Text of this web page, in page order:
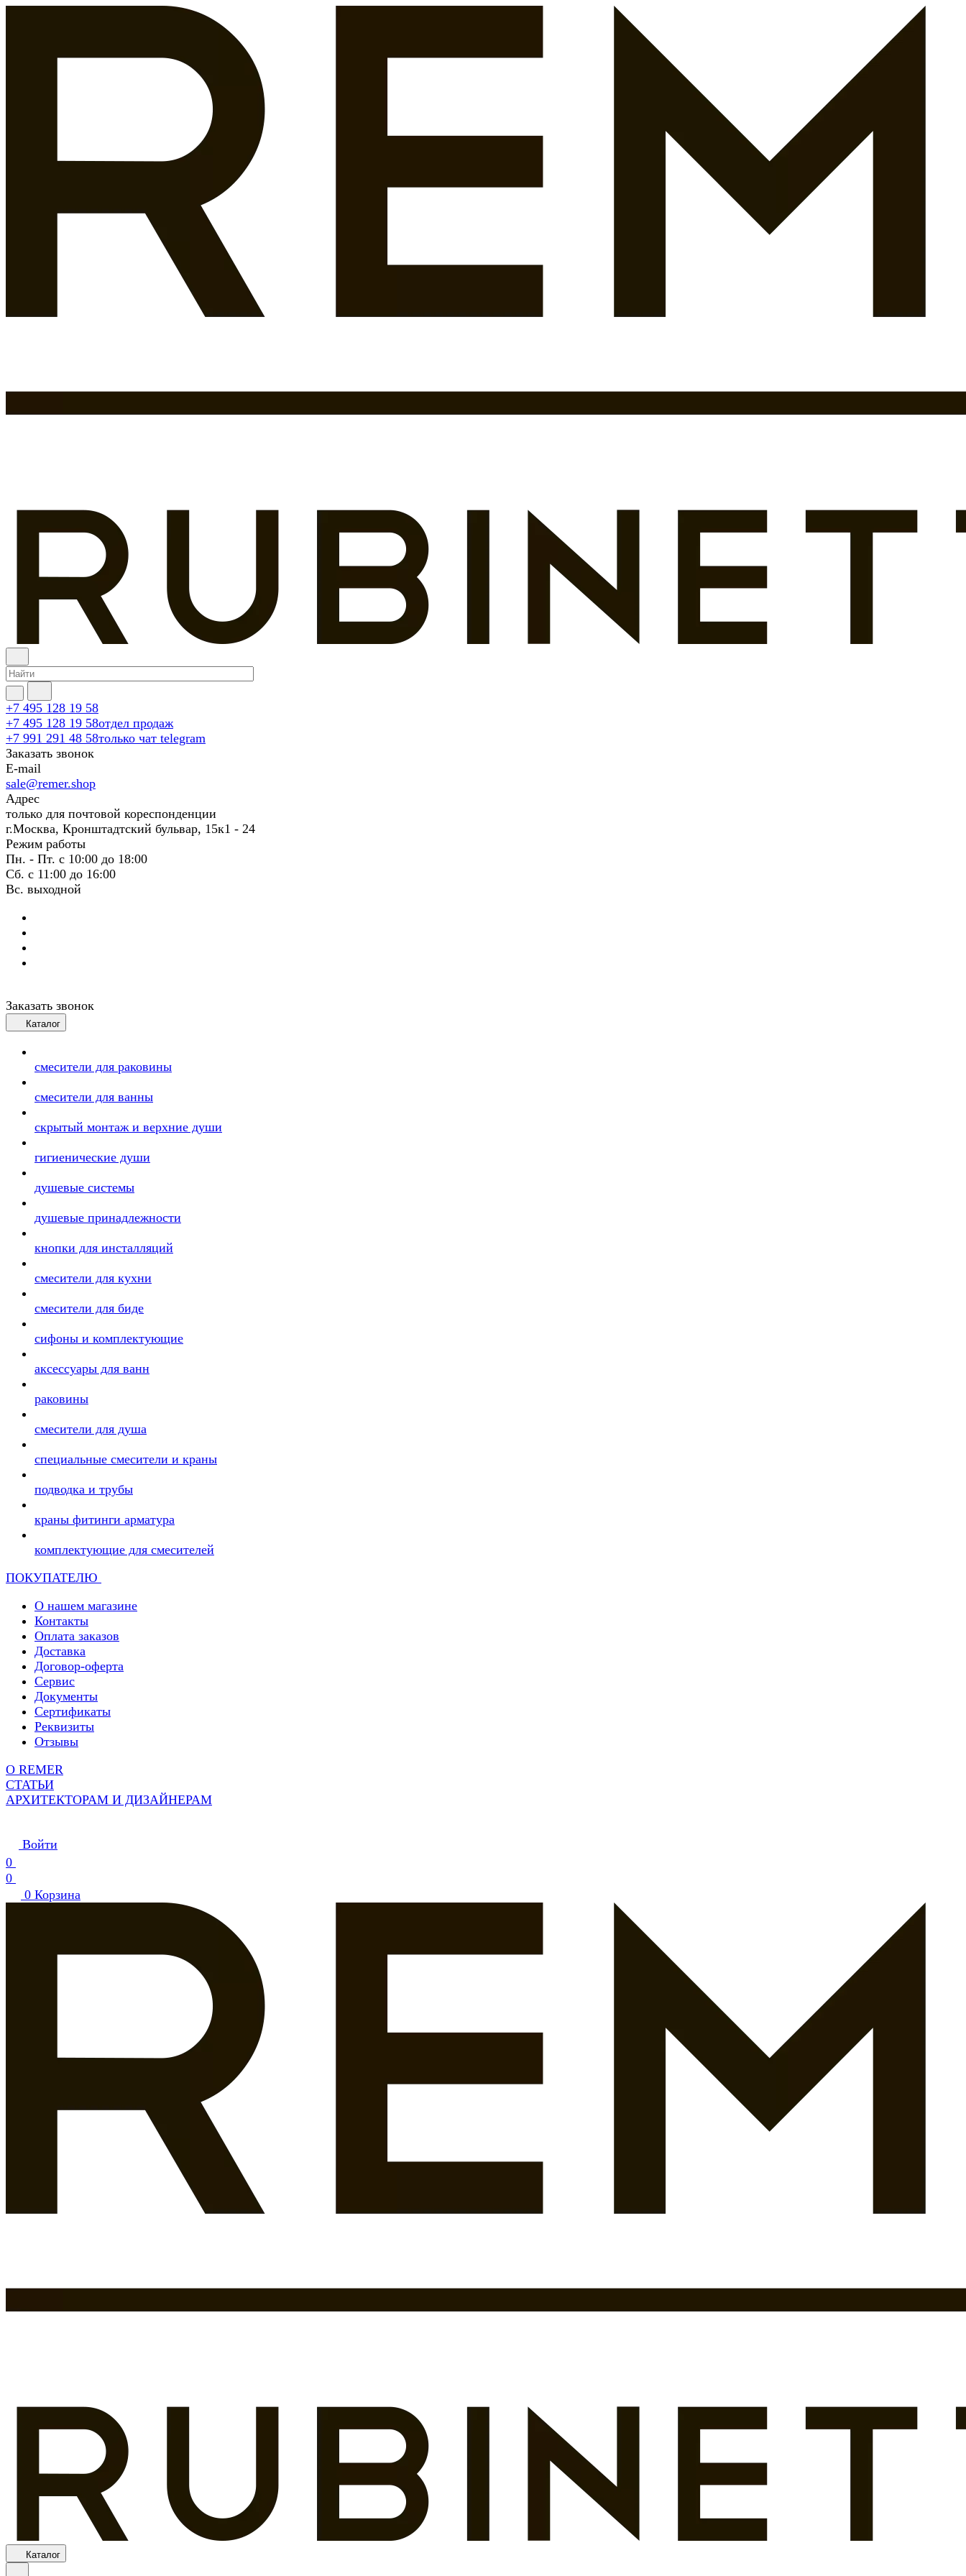
+7 495 128 19 58
+7 495 128 19 58отдел продаж
+7 991 291 48 58только чат telegram
Заказать звонок
E-mail
sale@remer.shop
Адрес
только для почтовой кореспонденции
г.Москва, Кронштадтский бульвар, 15к1 - 24
Режим работы
Пн. - Пт. с 10:00 до 18:00
Сб. с 11:00 до 16:00
Вс. выходной
Заказать звонок
Каталог
смесители для раковины
смесители для ванны
скрытый монтаж и верхние души
гигиенические души
душевые системы
душевые принадлежности
кнопки для инсталляций
смесители для кухни
смесители для биде
сифоны и комплектующие
аксессуары для ванн
раковины
смесители для душа
специальные смесители и краны
подводка и трубы
краны фитинги арматура
комплектующие для смесителей
ПОКУПАТЕЛЮ
О нашем магазине
Контакты
Оплата заказов
Доставка
Договор-оферта
Сервис
Документы
Сертификаты
Реквизиты
Отзывы
О REMER
СТАТЬИ
АРХИТЕКТОРАМ И ДИЗАЙНЕРАМ
Войти
0
0
0 Корзина
Каталог